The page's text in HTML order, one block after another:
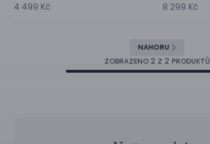
4 499 Kč 8 299 Kč
NAHORU
ZOBRAZENO 2 Z 2 PRODUKTŮ